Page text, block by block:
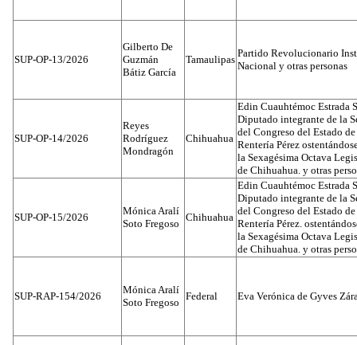
SUP-OP-13/2026
Gilberto De
Guzmán
Bátiz García
Tamaulipas
Partido Revolucionario
Nacional y otras personas
SUP-OP-14/2026
Reyes
Rodríguez
Mondragón
Chihuahua
Edin Cuauhtémoc Estrada
Diputado integrante de la
del Congreso del Estado
Rentería Pérez
la Sexagésima Octava
de Chihuahua. y otras
SUP-OP-15/2026
Mónica Aralí
Soto Fregoso
Chihuahua
Edin Cuauhtémoc Estrada
Diputado integrante de la
del Congreso del Estado
Rentería Pérez.
la Sexagésima Octava
de Chihuahua. y otras
SUP-RAP-154/2026
Mónica Aralí
Soto Fregoso
Federal Eva Verónica de Gyves